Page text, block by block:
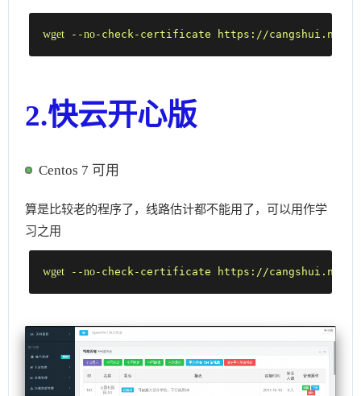
wget --no-check-certificate https://cangshui.net/-
2.快云开心版
Centos 7 可用
算是比较老的程序了，线路估计都不能用了，可以用作学
习之用
wget --no-check-certificate https://cangshui.net/-